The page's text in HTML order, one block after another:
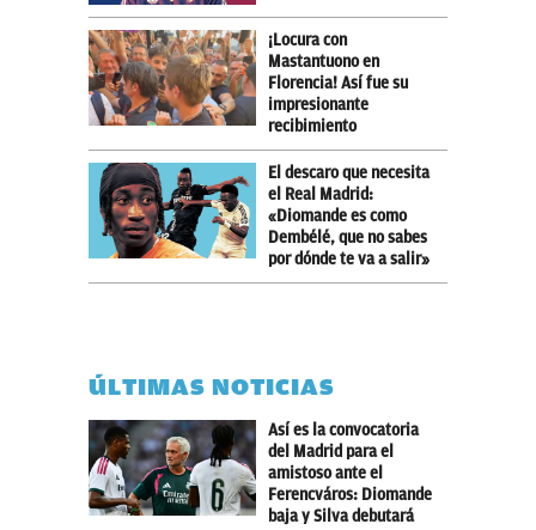
¡Locura con
Mastantuono en
Florencia! Así fue su
impresionante
recibimiento
El descaro que necesita
el Real Madrid:
«Diomande es como
Dembélé, que no sabes
por dónde te va a salir»
ÚLTIMAS NOTICIAS
Así es la convocatoria
del Madrid para el
amistoso ante el
Ferencváros: Diomande
baja y Silva debutará